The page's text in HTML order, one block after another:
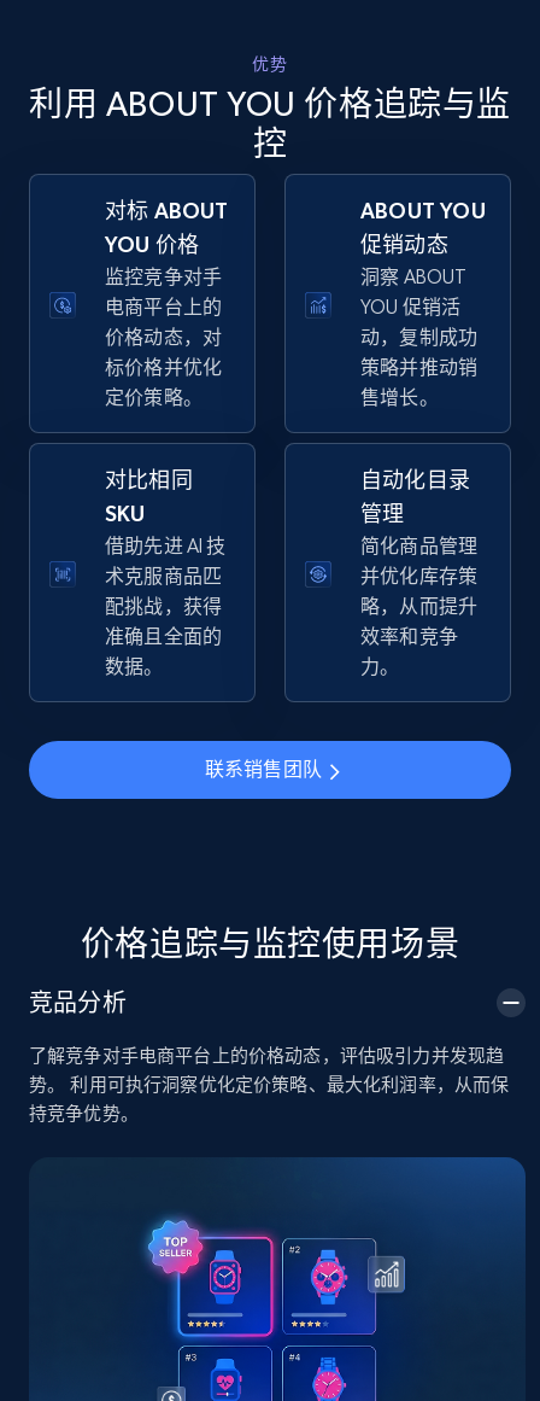
using specific category URL
URL, Final price, Sku, Currency, Gtin,
Specifications, Image urls, Top reviews, and
5.6K+ 874+ 立即开始
Walmart - products - Collects products by
specific keywords
URL, Final price, Sku, Currency, Gtin,
Specifications, Image urls, Top reviews, and
5.6K+ 立即开始
Walmart - products - Discover products by
using sku numbers
URL, Final price, Sku, Currency, Gtin,
TikTok Shop
price, Final price, Discount percent, and more.
5.4K+ 667+ 立即开始
URL, Title, Available, Description, Currency, Initial
price, Final price, Discount percent, and more.
667+
优势
利用 ABOUT YOU 价格追踪与监
控
对标 ABOUT
YOU 价格
监控竞争对手
电商平台上的
价格动态，对
标价格并优化
定价策略。
ABOUT YOU
促销动态
洞察 ABOUT
YOU 促销活
动，复制成功
策略并推动销
售增长。
对比相同
SKU
借助先进 AI 技
术克服商品匹
配挑战，获得
准确且全面的
数据。
自动化目录
管理
简化商品管理
并优化库存策
略，从而提升
效率和竞争
力。
联系销售团队
价格追踪与监控使用场景
竞品分析
了解竞争对手电商平台上的价格动态，评估吸引力并发现趋
势。 利用可执行洞察优化定价策略、最大化利润率，从而保
持竞争优势。